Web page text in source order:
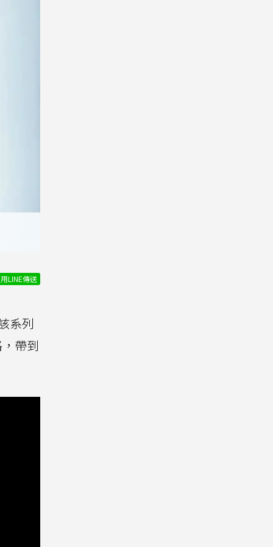
用LINE傳送
系列
帶到